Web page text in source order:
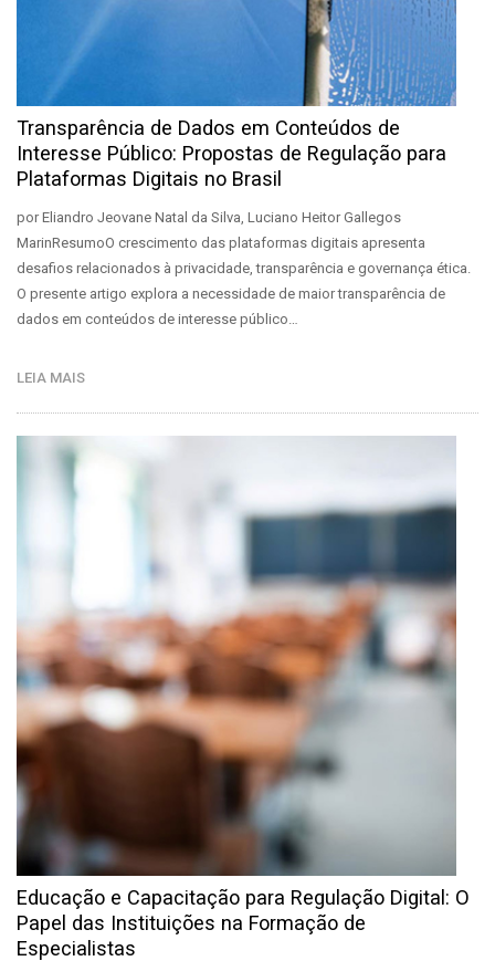
Transparência de Dados em Conteúdos de
Interesse Público: Propostas de Regulação para
Plataformas Digitais no Brasil
por Eliandro Jeovane Natal da Silva, Luciano Heitor Gallegos
MarinResumoO crescimento das plataformas digitais apresenta
desafios relacionados à privacidade, transparência e governança ética.
O presente artigo explora a necessidade de maior transparência de
dados em conteúdos de interesse público…
LEIA MAIS
Educação e Capacitação para Regulação Digital: O
Papel das Instituições na Formação de
Especialistas